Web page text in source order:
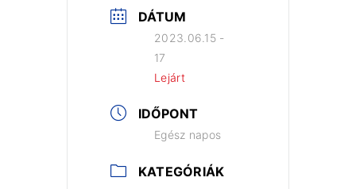
DÁTUM
2023.06.15 -
17
Lejárt
IDŐPONT
Egész napos
KATEGÓRIÁK